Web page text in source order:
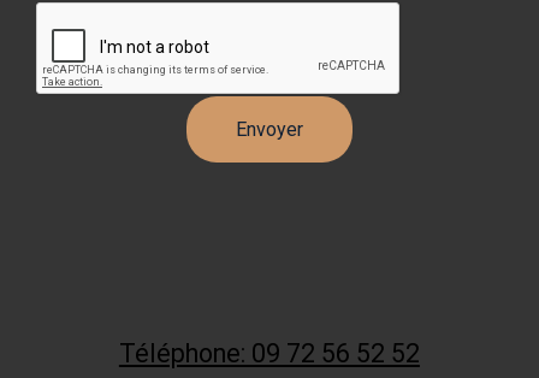
Téléphone: 09 72 56 52 52